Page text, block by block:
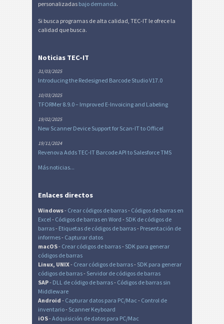
personalizadas bajo demanda.
Si busca programas de alta calidad, TEC-IT le ofrece la
calidad que busca.
Noticias TEC-IT
31/03/2025
Introducing the Redesigned Barcode Studio V17.0
10/03/2025
TFORMer 8.9.0 – Improved E-Invoicing and Labeling
19/02/2025
New Scanner Device Support for Scan-IT to Office!
19/11/2024
Revenova Adds TEC-IT Barcode API to Salesforce TMS
Más noticias...
Enlaces directos
Windows- Crear códigos de barras- Códigos de barras en
Excel- Códigos de barras en Word - SDK de códigos de
barras- Etiquetas de códigos de barras- Presentación de
informes- Capturar datos
macOS- Crear códigos de barras- SDK para generar
códigos de barras
Linux, UNIX- Crear códigos de barras- SDK para generar
códigos de barras- Servidor de códigos de barras
SAP- DLL de código de barras- Códigos de barras sin
Middleware
Android - Capturar datos para PC/Mac - Control de
inventario- Scanner Keyboard
iOS-Adquisición de datos para PC/Mac